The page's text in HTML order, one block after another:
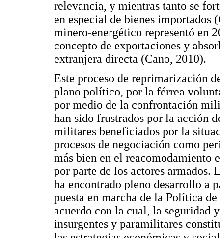
relevancia, y mientras tanto se
en especial de bienes importados
minero-energético representó en
concepto de exportaciones y
extranjera directa (Cano, 2010).
Este proceso de reprimarización
plano político, por la férrea
por medio de la confrontación
han sido frustrados por la acción
militares beneficiados por la
procesos de negociación como
más bien en el
por parte de los actores
ha encontrado pleno desarrollo a
puesta en marcha de la Política
acuerdo con la cual, la seguridad
insurgentes y paramilitares